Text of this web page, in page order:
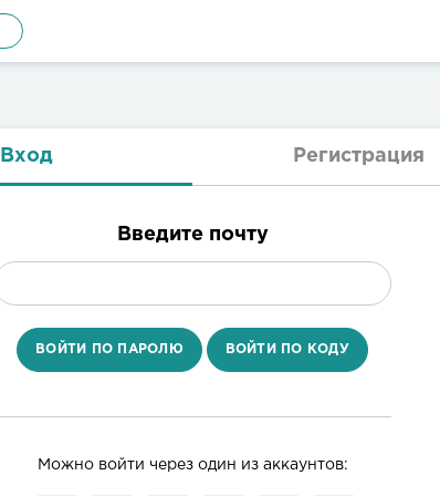
Вход Регистрация
Введите почту
ВОЙТИ ПО ПАРОЛЮ ВОЙТИ ПО КОДУ
Можно войти через один из аккаунтов: